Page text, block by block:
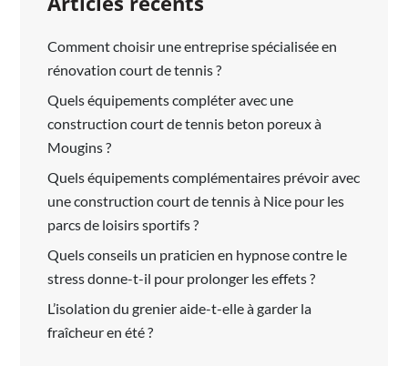
Comment choisir une entreprise spécialisée en
rénovation court de tennis ?
Quels équipements compléter avec une
construction court de tennis beton poreux à
Mougins ?
Quels équipements complémentaires prévoir avec
une construction court de tennis à Nice pour les
parcs de loisirs sportifs ?
Quels conseils un praticien en hypnose contre le
stress donne-t-il pour prolonger les effets ?
L’isolation du grenier aide-t-elle à garder la
fraîcheur en été ?